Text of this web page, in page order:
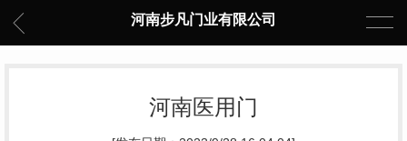
河南步凡门业有限公司
河南医用门